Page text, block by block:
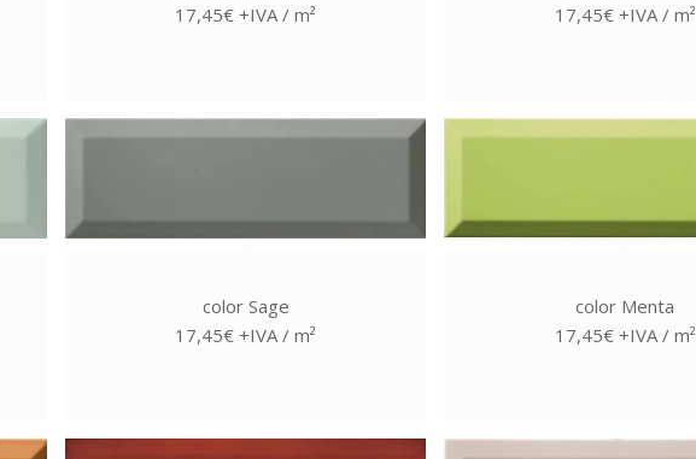
17,45€ +IVA / m²
17,45€ +IVA / m²
color Sage
17,45€ +IVA / m²
color Menta
17,45€ +IVA / m²